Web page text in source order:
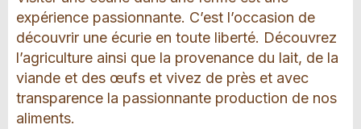
expérience passionnante. C’est l’occasion de
découvrir une écurie en toute liberté. Découvrez
l’agriculture ainsi que la provenance du lait, de la
viande et des œufs et vivez de près et avec
transparence la passionnante production de nos
aliments.